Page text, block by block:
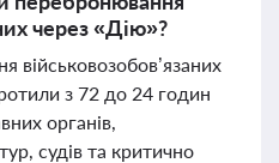
через «Дію»?
військовозобов’язаних
з 72 до 24 годин
органів,
судів та критично